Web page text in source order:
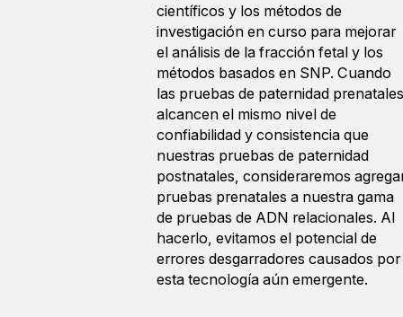
científicos y los métodos de
investigación en curso para mejorar
el análisis de la fracción fetal y los
métodos basados en SNP. Cuando
las pruebas de paternidad prenatales
alcancen el mismo nivel de
confiabilidad y consistencia que
nuestras pruebas de paternidad
postnatales, consideraremos
pruebas prenatales a nuestra gama
de pruebas de ADN relacionales. Al
hacerlo, evitamos el potencial de
errores desgarradores causados por
esta tecnología aún emergente.